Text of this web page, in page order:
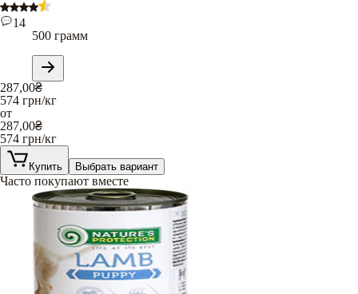
14
500 грамм
287,00₴
574 грн/кг
от
287,00₴
574 грн/кг
Купить Выбрать вариант
Часто покупают вместе